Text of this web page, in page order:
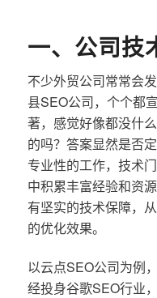
一、公司技
不少外贸公司常常会
县SEO公司，个个都
著，感觉好像都没什
的吗？答案显然是否
专业性的工作，技术
中积累丰富经验和资
有坚实的技术保障，
的优化效果。
以云点SEO公司为例
经投身谷歌SEO行业